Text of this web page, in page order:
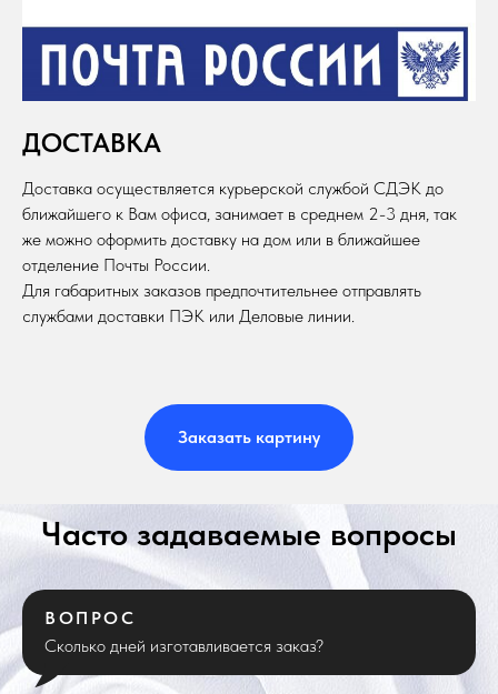
ДОСТАВКА
Доставка осуществляется курьерской службой СДЭК до
ближайшего к Вам офиса, занимает в среднем 2-3 дня, так
же можно оформить доставку на дом или в ближайшее
отделение Почты России.
Для габаритных заказов предпочтительнее отправлять
службами доставки ПЭК или Деловые линии.
Заказать картину
Часто задаваемые вопросы
ВОПРОС
Сколько дней изготавливается заказ?